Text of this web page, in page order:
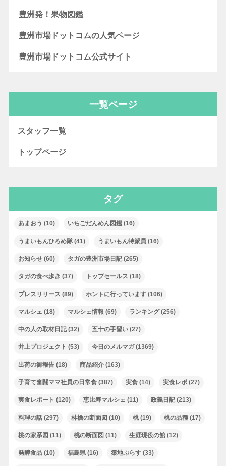
豊洲発！果物図鑑
豊洲市場ドットコムの人気ページ
豊洲市場ドットコム公式サイト
一覧ページ
スタッフ一覧
トップページ
タグ
あまおう (10) いちごだんめん図鑑(16)
うまいもんひろめ隊(41) うまいもん特派員 (16)
お知らせ(60) タガの豊洲市場日記(265)
タガの食べ歩き (37) トップセールス (18)
プレスリリース (89) ホントに行っています(106)
マルシェ (18) マルシェ情報 (69) ランキング(256)
中の人の取材日記(32) 五十の手習い(27)
井上プロジェクト (53) 今日のメルマガ(1369)
出荷の御報告(18) 商品紹介(163)
子育て奮闘ママ社員の日常食(387) 実食(14) 実食レポ(27)
実食レポート (120) 恵比寿マルシェ (11) 政義日記(213)
料理の話(297) 林檎の断面図 (10) 桃(19) 桃の品種(17)
桃の家系図 (11) 桃の断面図 (11) 生涯現役の館(12)
発酵食品(10) 福島県(16) 築地ぷらす(33)